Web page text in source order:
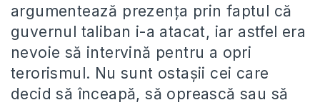
argumentează prezența prin faptul că
guvernul taliban i-a atacat, iar astfel era
nevoie să intervină pentru a opri
terorismul. Nu sunt ostașii cei care
decid să înceapă, să oprească sau să